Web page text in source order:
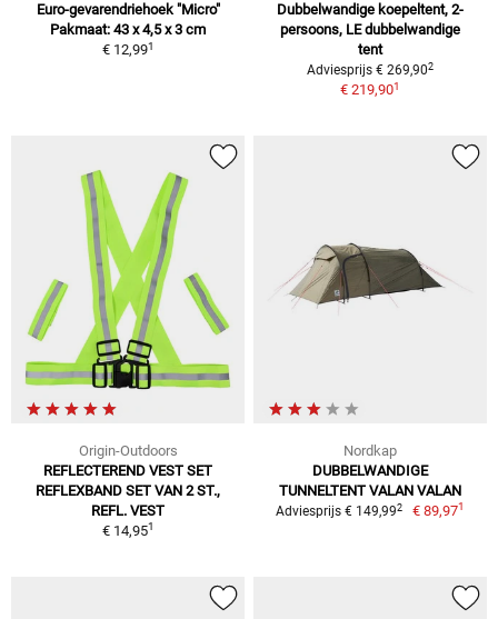
Euro-gevarendriehoek "Micro"
Pakmaat: 43 x 4,5 x 3 cm
€ 12,991
Dubbelwandige koepeltent, 2-
persoons, LE dubbelwandige
tent
Adviesprijs € 269,902
€ 219,901
Origin-Outdoors
REFLECTEREND VEST SET
REFLEXBAND SET VAN 2 ST.,
REFL. VEST
€ 14,951
Nordkap
DUBBELWANDIGE
TUNNELTENT VALAN VALAN
Adviesprijs € 149,992 € 89,971